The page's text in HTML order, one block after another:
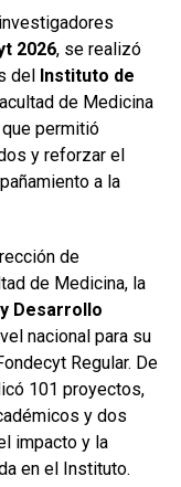
2026, se realizó
del Instituto de
de Medicina
permitió
y reforzar el
a la
de
de Medicina, la
Desarrollo
nacional para su
Regular. De
101 proyectos,
y dos
impacto y la
en el Instituto.